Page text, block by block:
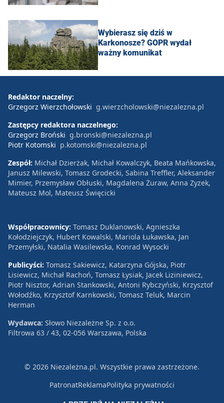
Wybierasz się dziś w
Karkonosze? GOPR wydał
ważny komunikat
Redaktor naczelny:
Grzegorz Wierzchołowski g.wierzcholowski@niezalezna.pl
Zastępcy redaktora naczelnego:
Grzegorz Broński g.bronski@niezalezna.pl
Piotr Kotomski p.kotomski@niezalezna.pl
Zespół: Michał Dzierżak, Michał Kowalczyk, Beata Mańkowska,
Janusz Milewski, Tomasz Grodecki, Sabina Treffler, Aleksander
Mimier, Przemysław Obłuski, Magdalena Żuraw, Anna Zyzek,
Mateusz Mol, Mateusz Święcicki
Współpracownicy: Tomasz Duklanowski, Agnieszka
Kołodziejczyk, Hubert Kowalski, Mariola Łukawska, Jan
Przemyłski, Natalia Wasilewska, Konrad Wysocki
Publicyści: Tomasz Sakiewicz, Katarzyna Gójska, Piotr
Lisiewicz, Michał Rachoń, Tomasz Łysiak, Jacek Liziniewicz,
Piotr Nisztor, Adrian Stankowski, Antoni Rybczyński, Krzysztof
Wołodźko, Krzysztof Karnkowski, Tomasz Teluk, Marcin
Herman
Wydawca: Słowo Niezależne Sp. z o.o.
Filtrowa 63 / 43, 02-056 Warszawa, Polska
© 2026 Niezależna.pl. Wszystkie prawa zastrzeżone.
PatronatReklamaPolityka prywatności